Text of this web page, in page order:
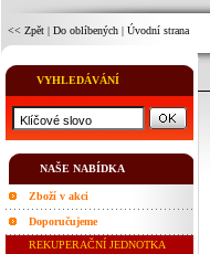
<< Zpět | Do oblíbených | Úvodní strana
VYHLEDÁVÁNÍ
NAŠE NABÍDKA
Zboží v akci
Doporučujeme
REKUPERAČNÍ JEDNOTKA